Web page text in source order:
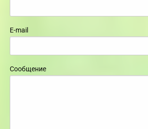
E-mail
Сообщение